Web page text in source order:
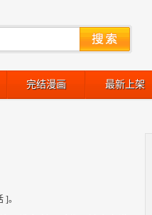
完结漫画 最新上架
]。